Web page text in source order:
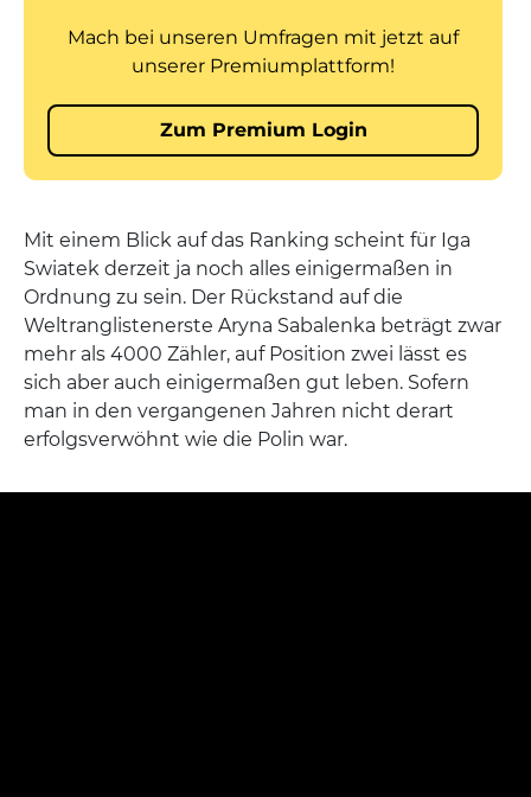
Mit einem Blick auf das Ranking scheint für Iga
Swiatek derzeit ja noch alles einigermaßen in
Ordnung zu sein. Der Rückstand auf die
Weltranglistenerste Aryna Sabalenka beträgt zwar
mehr als 4000 Zähler, auf Position zwei lässt es
sich aber auch einigermaßen gut leben. Sofern
man in den vergangenen Jahren nicht derart
erfolgsverwöhnt wie die Polin war.